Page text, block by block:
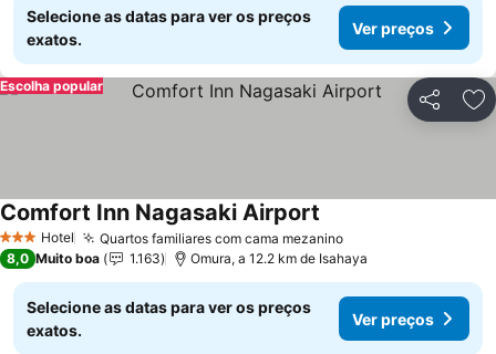
Selecione as datas para ver os preços
exatos.
Ver preços
Partilhar
Escolha popular
3 EstrelasHotel Quartos familiares com cama mezaninoVer preços
Comfort Inn Nagasaki Airport
8,0 Muito boa 1.163 Omura, a 12.2 km de Isahaya
Selecione as datas para ver os preços
exatos.
Ver preços